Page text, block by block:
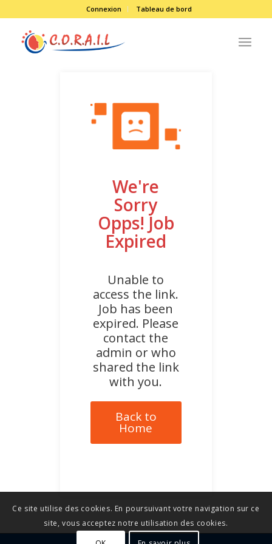
Connexion Tableau de bord
We're
Sorry
Opps! Job
Expired
Unable to
access the link.
Job has been
expired. Please
contact the
admin or who
shared the link
with you.
Back to
Home
Ce site utilise des cookies. En poursuivant votre navigation sur ce
site, vous acceptez notre utilisation des cookies.